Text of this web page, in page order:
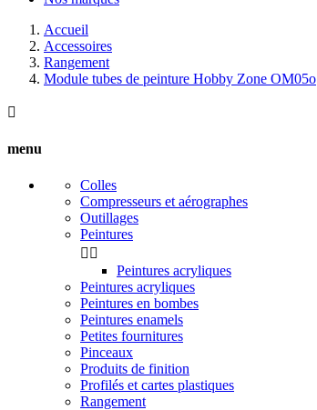
Accueil
Accessoires
Rangement
Module tubes de peinture Hobby Zone OM05o

menu
Colles
Compresseurs et aérographes
Outillages
Peintures
 
Peintures acryliques
Peintures acryliques
Peintures en bombes
Peintures enamels
Petites fournitures
Pinceaux
Produits de finition
Profilés et cartes plastiques
Rangement